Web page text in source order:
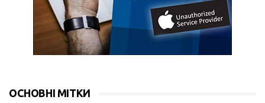
ОСНОВНІ МІТКИ